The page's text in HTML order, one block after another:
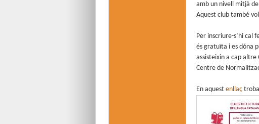
amb un nivell mitjà
Aquest club també
Per inscriure-s’hi cal
és gratuïta i es dóna
assisteixin a cap
Centre de
En aquestenllaç